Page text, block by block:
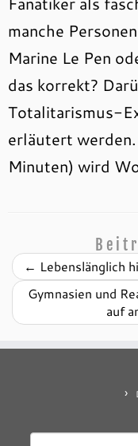
manche
Marine Le Pen
das korrekt?
Totalitarismus-
erläutert
Minuten) wird
← Lebenslänglich
Gymnasien und
auf